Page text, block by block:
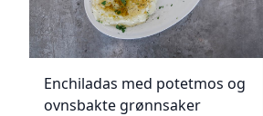
Enchiladas med potetmos og
ovnsbakte grønnsaker